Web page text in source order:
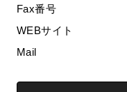
Fax番号
WEBサイト
Mail